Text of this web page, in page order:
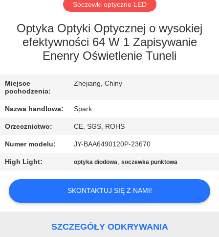
WYCIECZKA
PO
FABRYCE
JAKOŚCI
Z
NAMI
NOWOŚCI
SPRAWY
Soczewki optyczne LED
Optyka Optyki Optycznej o wysokiej
efektywności 64 W 1 Zapisywanie
Enenry Oświetlenie Tuneli
Miejsce
pochodzenia:
Zhejiang, Chiny
Nazwa handlowa: Spark
Orzecznictwo: CE, SGS, ROHS
Numer modelu: JY-BAA6490120P-23670
High Light: optyka diodowa,soczewka punktowa
SKONTAKTUJ SIĘ Z NAMI!
SZCZEGÓŁY ODKRYWANIA